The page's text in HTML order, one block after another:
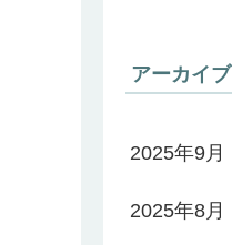
アーカイブ
2025年9月
2025年8月